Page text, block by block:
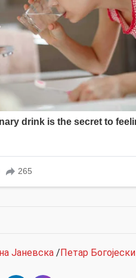
Јаневска /Петар Богојески